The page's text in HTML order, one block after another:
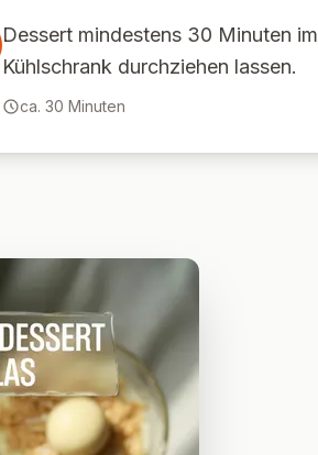
Dessert mindestens 30 Minuten im
Kühlschrank durchziehen lassen.
ca. 30 Minuten